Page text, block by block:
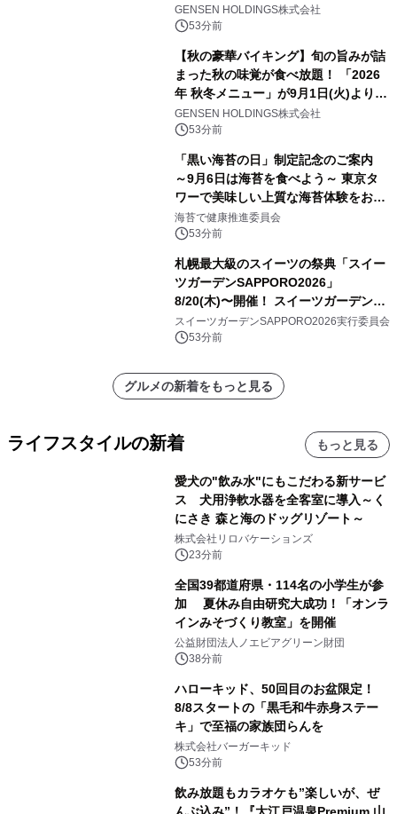
ーズ初のオールインクルーシブ導入
GENSEN HOLDINGS株式会社
53分前
【秋の豪華バイキング】旬の旨みが詰
まった秋の味覚が食べ放題！ 「2026
年 秋冬メニュー」が9月1日(火)より提
供スタート
GENSEN HOLDINGS株式会社
53分前
「黒い海苔の日」制定記念のご案内
～9月6日は海苔を食べよう～ 東京タ
ワーで美味しい上質な海苔体験をお届
けします！
海苔で健康推進委員会
53分前
札幌最大級のスイーツの祭典「スイー
ツガーデンSAPPORO2026」
8/20(木)〜開催！ スイーツガーデン史
上最多50種のコラボケーキが集結／前
日8/19(水)メディア試食会も初開催
スイーツガーデンSAPPORO2026実行委員会
53分前
グルメの新着をもっと見る
ライフスタイルの新着 もっと見る
愛犬の"飲み水"にもこだわる新サービ
ス 犬用浄軟水器を全客室に導入～く
にさき 森と海のドッグリゾート～
株式会社リロバケーションズ
23分前
全国39都道府県・114名の小学生が参
加 夏休み自由研究大成功！「オンラ
インみそづくり教室」を開催
公益財団法人ノエビアグリーン財団
38分前
ハローキッド、50回目のお盆限定！
8/8スタートの「黒毛和牛赤身ステー
キ」で至福の家族団らんを
株式会社バーガーキッド
53分前
飲み放題もカラオケも”楽しいが、ぜ